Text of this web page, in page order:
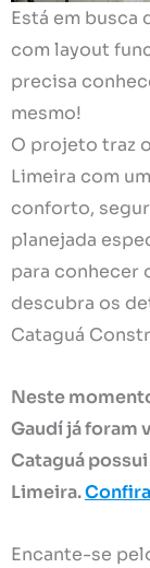
Está em busca
com layout
precisa
mesmo!
O projeto traz
Limeira com
conforto,
planejada
para conhecer
descubra os
Cataguá
Neste
Gaudí já foram
Cataguá
Limeira.
Encante-se